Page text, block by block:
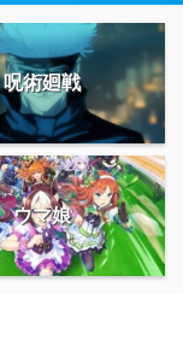
呪術廻戦
ウマ娘